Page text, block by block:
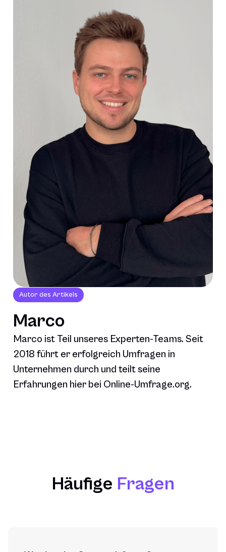
Autor des Artikels
Marco
Marco ist Teil unseres Experten-Teams. Seit
2018 führt er erfolgreich Umfragen in
Unternehmen durch und teilt seine
Erfahrungen hier bei Online-Umfrage.org.
Häufige Fragen